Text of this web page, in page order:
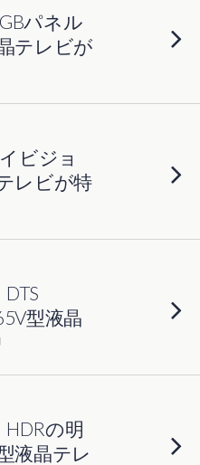
パネル
テレビが
ビジョ
レビが特
型液晶
の明
液晶テレ